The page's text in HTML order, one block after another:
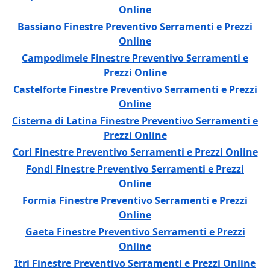
Online
Bassiano Finestre Preventivo Serramenti e Prezzi
Online
Campodimele Finestre Preventivo Serramenti e
Prezzi Online
Castelforte Finestre Preventivo Serramenti e Prezzi
Online
Cisterna di Latina Finestre Preventivo Serramenti e
Prezzi Online
Cori Finestre Preventivo Serramenti e Prezzi Online
Fondi Finestre Preventivo Serramenti e Prezzi
Online
Formia Finestre Preventivo Serramenti e Prezzi
Online
Gaeta Finestre Preventivo Serramenti e Prezzi
Online
Itri Finestre Preventivo Serramenti e Prezzi Online